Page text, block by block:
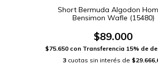
Short Bermuda Algodon
Bensimon Wafle (15480)
$89.000
$75.650 con Transferencia 15% de
3 cuotas sin interés de